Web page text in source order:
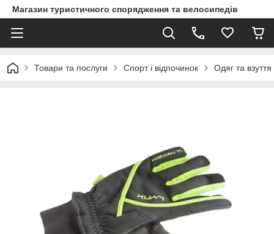
Магазин туристичного спорядження та велосипедів
Товари та послуги Спорт і відпочинок Одяг та